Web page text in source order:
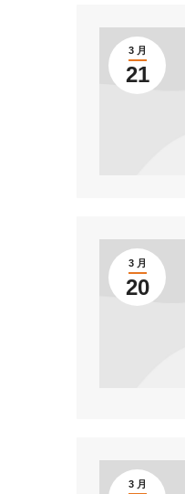
3 月
21
3 月
20
3 月